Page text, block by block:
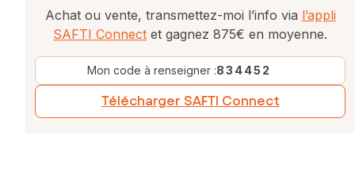
Achat ou vente, transmettez-moi l’info via l’appli
SAFTI Connect et gagnez 875€ en moyenne.
Mon code à renseigner :834452
Télécharger SAFTI Connect